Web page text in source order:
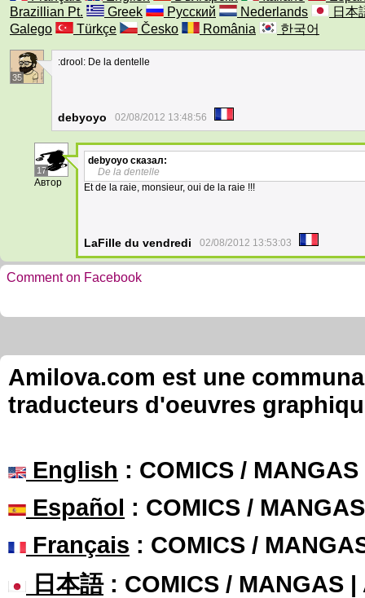
Brazillian Pt.
Greek Русский Nederlands
日本
Galego
Türkçe Česko România 한국어
35
:drool: De la dentelle
debyoyo 02/08/2012 13:48:56
17
Автор
debyoyo сказал:
De la dentelle
Et de la raie, monsieur, oui de la raie !!!
LaFille du vendredi 02/08/2012 13:53:03
Comment on Facebook
Amilova.com est une
traducteurs d'oeuvres
English : COMICS /
Español : COMICS /
Français : COMICS /
日本語: COMICS / MANGAS |